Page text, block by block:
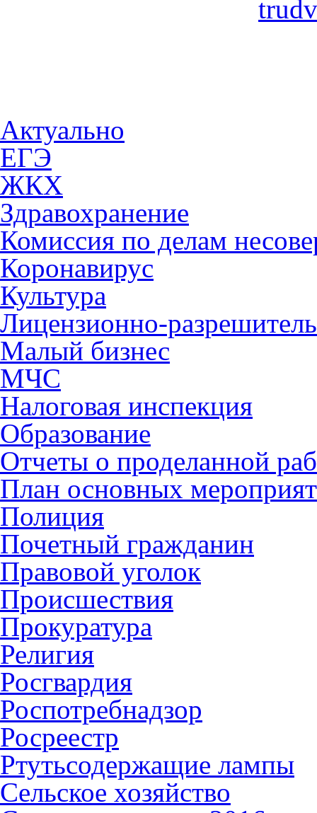
Актуально
ЕГЭ
ЖКХ
Здравохранение
Комиссия по делам
Коронавирус
Культура
Лицензионно-
Малый бизнес
МЧС
Налоговая инспекция
Образование
Отчеты о проделанной
План основных
Полиция
Почетный гражданин
Правовой уголок
Происшествия
Прокуратура
Религия
Росгвардия
Роспотребнадзор
Росреестр
Ртутьсодержащие лампы
Сельское хозяйство